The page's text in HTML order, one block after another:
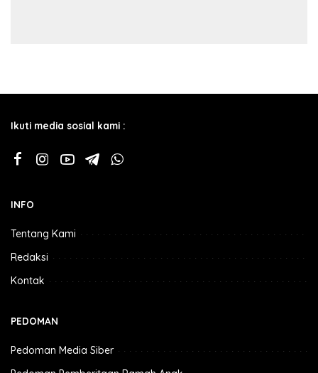
Ikuti media sosial kami :
INFO
Tentang Kami
Redaksi
Kontak
PEDOMAN
Pedoman Media Siber